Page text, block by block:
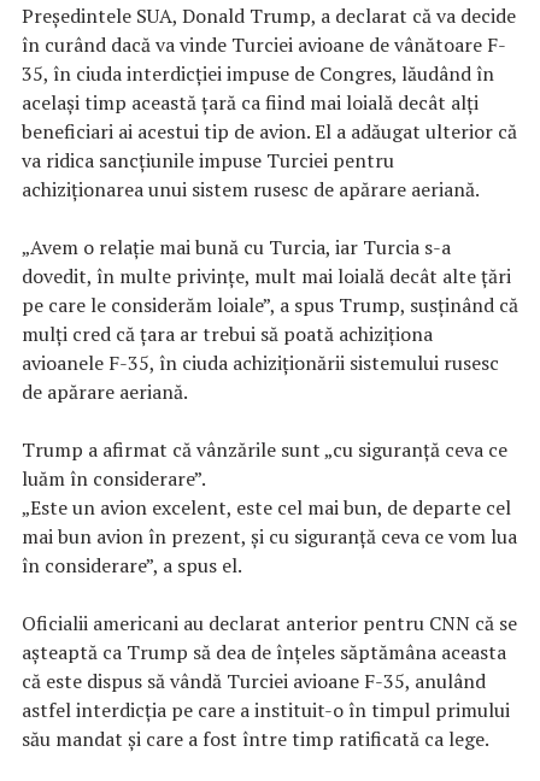
Președintele SUA, Donald Trump, a declarat că va decide
în curând dacă va vinde Turciei avioane de vânătoare F-
35, în ciuda interdicției impuse de Congres, lăudând în
același timp această țară ca fiind mai loială decât alți
beneficiari ai acestui tip de avion. El a adăugat ulterior că
va ridica sancțiunile impuse Turciei pentru
achiziționarea unui sistem rusesc de apărare aeriană.
„Avem o relație mai bună cu Turcia, iar Turcia s-a
dovedit, în multe privințe, mult mai loială decât alte țări
pe care le considerăm loiale”, a spus Trump, susținând că
mulți cred că țara ar trebui să poată achiziționa
avioanele F-35, în ciuda achiziționării sistemului rusesc
de apărare aeriană.
Trump a afirmat că vânzările sunt „cu siguranță ceva ce
luăm în considerare”.
„Este un avion excelent, este cel mai bun, de departe cel
mai bun avion în prezent, și cu siguranță ceva ce vom lua
în considerare”, a spus el.
Oficialii americani au declarat anterior pentru CNN că se
așteaptă ca Trump să dea de înțeles săptămâna aceasta
că este dispus să vândă Turciei avioane F-35, anulând
astfel interdicția pe care a instituit-o în timpul primului
său mandat și care a fost între timp ratificată ca lege.